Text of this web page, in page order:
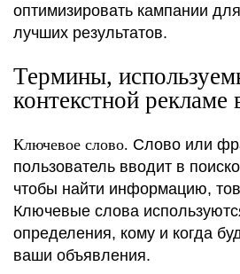
оптимизировать кампании
лучших результатов.
Термины,
контекстной рекламе
Ключевое слово. Слово или
пользователь вводит в
чтобы найти информацию,
Ключевые слова
определения, кому и когда
ваши объявления.